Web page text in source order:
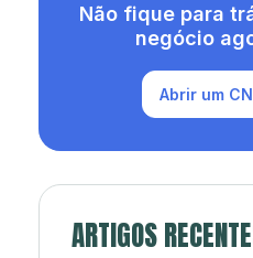
Não fique para
negócio
Abrir um
ARTIGOS